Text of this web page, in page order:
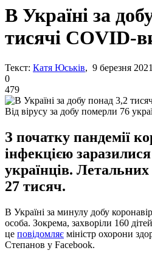
В Україні за
тисячі COVID-
Текст: Катя Юськів, 9 березня
0
479
Від вірусу за добу померли 76
З початку пандемії
інфекцією
українців.
27 тисяч.
В Україні за минулу добу
особа. Зокрема, захворіли 160
це повідомляє міністр охорони
Степанов у Facebook.